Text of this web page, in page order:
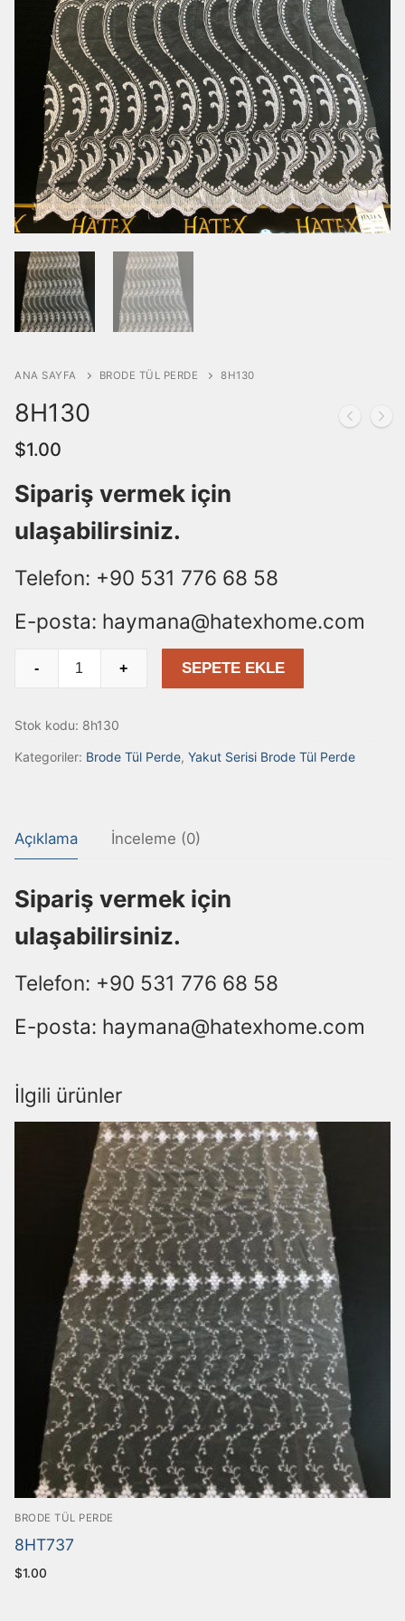
Armürlü Tül Perde
Brode Tül Perde
Yakut Serisi Brode Tül Perde
Keten Tül Perde
Örme Perde
Dokuma Perde
İLETİŞİM
ANA SAYFA BRODE TÜL PERDE 8H130
8H130
$1.00
Sipariş vermek için
ulaşabilirsiniz.
Telefon: +90 531 776 68 58
E-posta: haymana@hatexhome.com
- + SEPETE EKLE
Stok kodu: 8h130
Kategoriler: Brode Tül Perde, Yakut Serisi Brode Tül Perde
Açıklama İnceleme (0)
Sipariş vermek için
ulaşabilirsiniz.
Telefon: +90 531 776 68 58
E-posta: haymana@hatexhome.com
İlgili ürünler
BRODE TÜL PERDE
8HT737
$1.00